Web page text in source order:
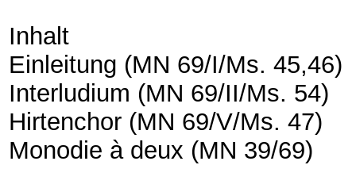
Inhalt
Einleitung (MN 69/I/Ms. 45,46)
Interludium (MN 69/II/Ms. 54)
Hirtenchor (MN 69/V/Ms. 47)
Monodie à deux (MN 39/69)